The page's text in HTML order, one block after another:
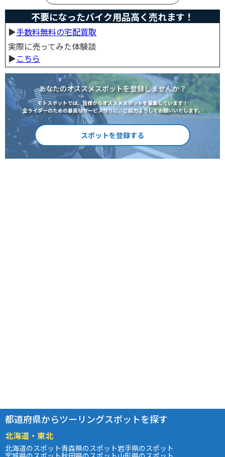
不要になったバイク用品高く売れます！
▶︎手数料無料の宅配買取
実際に売ってみた体験談
▶︎こちら
あなたのオススメスポットを登録しませんか？
モトスポットでは、皆様からオススメスポットを募集しています！
全ライダーのための最高なサービス作りに、ご協力よろしくお願いいたします。
スポットを登録する
都道府県からツーリングスポットを探す
北海道・東北
北海道のスポット青森県のスポット岩手県のスポット